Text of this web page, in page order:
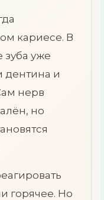
кариесе. В
зуба уже
дентина и
нерв
но
горячее. Но